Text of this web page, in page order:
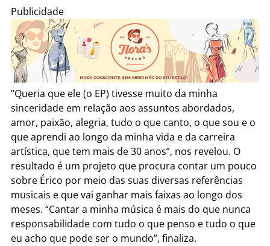
Publicidade
“Queria que ele (o EP) tivesse muito da minha
sinceridade em relação aos assuntos abordados,
amor, paixão, alegria, tudo o que canto, o que sou e o
que aprendi ao longo da minha vida e da carreira
artística, que tem mais de 30 anos”, nos revelou. O
resultado é um projeto que procura contar um pouco
sobre Érico por meio das suas diversas referências
musicais e que vai ganhar mais faixas ao longo dos
meses. “Cantar a minha música é mais do que nunca
responsabilidade com tudo o que penso e tudo o que
eu acho que pode ser o mundo”, finaliza.